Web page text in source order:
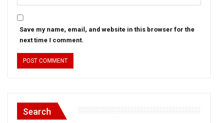
Save my name, email, and website in this browser for the
next time I comment.
Search